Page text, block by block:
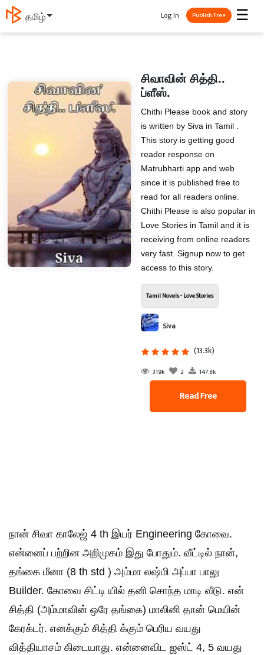
தமிழ் ☰
Log In Publish Free
சிவாவின் சித்தி..
ப்ளீஸ்.
Chithi Please book and story
is written by Siva in Tamil .
This story is getting good
reader response on
Matrubharti app and web
since it is published free to
read for all readers online.
Chithi Please is also popular in
Love Stories in Tamil and it is
receiving from online readers
very fast. Signup now to get
access to this story.
Tamil Novels - Love Stories
Siva
(13.3k)
319k 2 147.8k
Read Free
நான் சிவா காலேஜ் 4 th இயர் Engineering கோவை.
என்னைப் பற்றின அறிமுகம் இது போதும். வீட்டில் நான்,
தங்கை மீனா (8 th std ) அம்மா லஷ்மி அப்பா பாலு
Builder. கோவை சிட்டி யில் தனி சொந்த மாடி வீடு. என்
சித்தி (அம்மாவின் ஒரே தங்கை) மாலினி தான் மெயின்
கேரக்டர். எனக்கும் சித்தி க்கும் பெரிய வயது
வித்தியாசம் கிடையாது. என்னைவிட ஜஸ்ட் 4, 5 வயது